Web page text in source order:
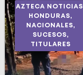
AZTECA NOTICIAS
HONDURAS,
NACIONALES,
SUCESOS,
TITULARES